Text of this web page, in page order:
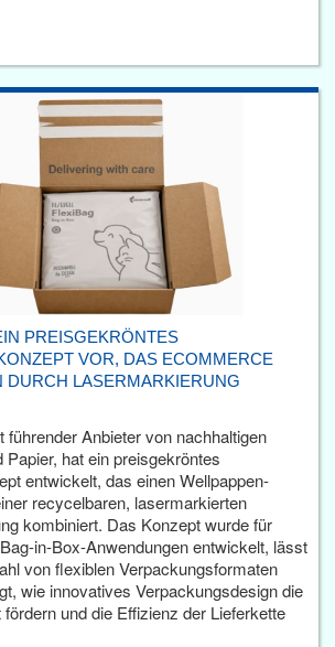
PREISGEKRÖNTES
VOR, DAS ECOMMERCE
DURCH LASERMARKIERUNG
führender Anbieter von nachhaltigen
Papier, hat ein preisgekröntes
entwickelt, das einen Wellpappen-
recycelbaren, lasermarkierten
kombiniert. Das Konzept wurde für
in-Box-Anwendungen entwickelt, lässt
von flexiblen Verpackungsformaten
wie innovatives Verpackungsdesign die
und die Effizienz der Lieferkette